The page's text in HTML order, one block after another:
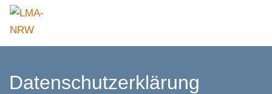
Datenschutzerklärung